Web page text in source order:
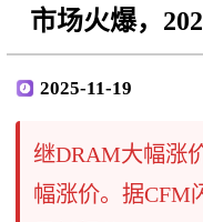
市场火爆，
2025-11-19
继DRAM大幅涨
幅涨价。据CFM